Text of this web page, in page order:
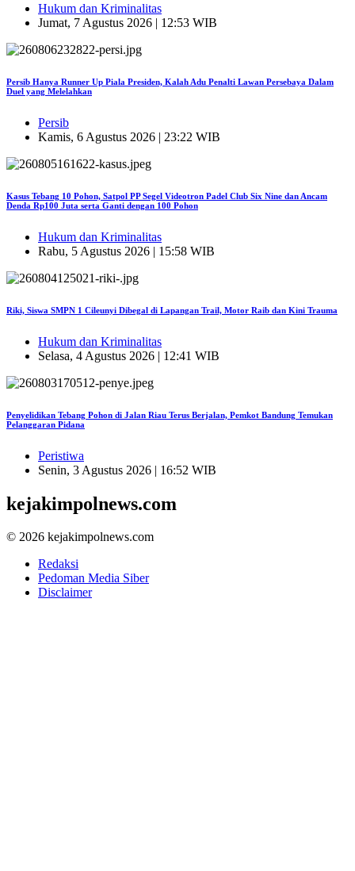
Hukum dan Kriminalitas
Jumat, 7 Agustus 2026 | 12:53 WIB
Persib Hanya Runner Up Piala Presiden, Kalah Adu Penalti Lawan Persebaya Dalam
Duel yang Melelahkan
Persib
Kamis, 6 Agustus 2026 | 23:22 WIB
Kasus Tebang 10 Pohon, Satpol PP Segel Videotron Padel Club Six Nine dan Ancam
Denda Rp100 Juta serta Ganti dengan 100 Pohon
Hukum dan Kriminalitas
Rabu, 5 Agustus 2026 | 15:58 WIB
Riki, Siswa SMPN 1 Cileunyi Dibegal di Lapangan Trail, Motor Raib dan Kini Trauma
Hukum dan Kriminalitas
Selasa, 4 Agustus 2026 | 12:41 WIB
Penyelidikan Tebang Pohon di Jalan Riau Terus Berjalan, Pemkot Bandung Temukan
Pelanggaran Pidana
Peristiwa
Senin, 3 Agustus 2026 | 16:52 WIB
kejakimpolnews.com
© 2026 kejakimpolnews.com
Redaksi
Pedoman Media Siber
Disclaimer